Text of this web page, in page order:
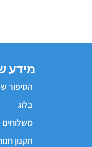
מידע
הסיפור
בלוג
משלוחים
תקנון